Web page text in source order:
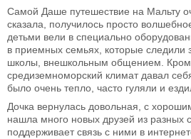
Самой Даше путешествие на Мальту
сказала, получилось просто
детьми вели в специально
в приемных семьях, которые следили
школы, внешкольным общением.
средиземноморский климат давал
было очень тепло, часто гуляли и
Дочка вернулась довольная, с
нашла много новых друзей из разных
поддерживает связь с ними в